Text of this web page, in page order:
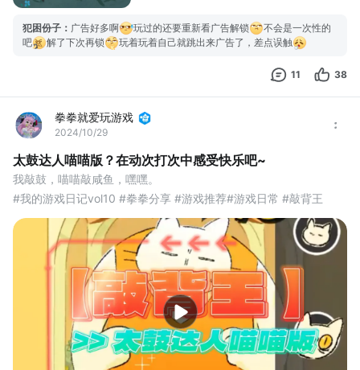
犯困份子 ： 广告好多啊 玩过的还要重新看广告解锁
不会是一次性的
吧
解了下次再锁 玩着玩着自己就跳出来广告了，差点误触
11 38
拳拳就爱玩游戏
2024/10/29
太鼓达人喵喵版？在动次打次中感受快乐吧~
我敲鼓，喵喵敲咸鱼，嘿嘿。
#我的游戏日记vol10 #拳拳分享 #游戏推荐#游戏日常 #敲背王